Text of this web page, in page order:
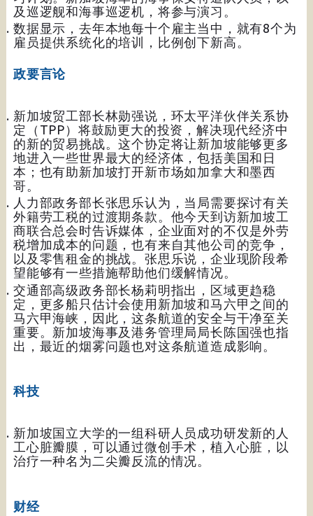
及巡逻舰和海事巡逻机，将参与演习。
数据显示，去年本地每十个雇主当中，就有8个为
雇员提供系统化的培训，比例创下新高。
政要言论
新加坡贸工部长林勋强说，环太平洋伙伴关系协
定（TPP）将鼓励更大的投资，解决现代经济中
的新的贸易挑战。这个协定将让新加坡能够更多
地进入一些世界最大的经济体，包括美国和日
本；也有助新加坡打开新市场如加拿大和墨西
哥。
人力部政务部长张思乐认为，当局需要探讨有关
外籍劳工税的过渡期条款。他今天到访新加坡工
商联合总会时告诉媒体，企业面对的不仅是外劳
税增加成本的问题，也有来自其他公司的竞争，
以及零售租金的挑战。张思乐说，企业现阶段希
望能够有一些措施帮助他们缓解情况。
交通部高级政务部长杨莉明指出，区域更趋稳
定，更多船只估计会使用新加坡和马六甲之间的
马六甲海峡，因此，这条航道的安全与干净至关
重要。新加坡海事及港务管理局局长陈国强也指
出，最近的烟雾问题也对这条航道造成影响。
科技
新加坡国立大学的一组科研人员成功研发新的人
工心脏瓣膜，可以通过微创手术，植入心脏，以
治疗一种名为二尖瓣反流的情况。
财经